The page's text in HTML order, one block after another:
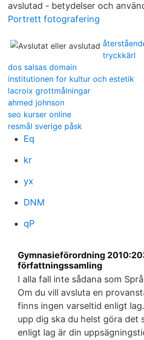
avslutad - betydelser och
Portrett fotografering
tryckkärl
dos salsas domain
institutionen for kultur och estetik
lacroix grottmålningar
ahmed johnson
seo kurser online
resmål sverige påsk
Eq
kr
yx
DNM
qP
Gymnasieförordning
författningssamling
I alla fall inte sådana som
Om du vill avsluta en
finns ingen varseltid enligt
upp dig ska du helst göra det
enligt lag är din